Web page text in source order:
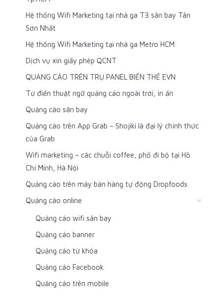
Hệ thống Wifi Marketing tại nhà ga T3 sân bay Tân
Sơn Nhất
Hệ thống Wifi Marketing tại nhà ga Metro HCM
Dịch vụ xin giấy phép QCNT
QUẢNG CÁO TRÊN TRỤ PANEL BIẾN THẾ EVN
Từ điển thuật ngữ quảng cáo ngoài trời, in ấn
Quảng cáo sân bay
Quảng cáo trên App Grab – Shojiki là đại lý chính thức
của Grab
Wifi marketing – các chuỗi coffee, phố đi bộ tại Hồ
Chí Minh, Hà Nội
Quảng cáo trên máy bán hàng tự động Dropfoods
Quảng cáo online
Quảng cáo wifi sân bay
Quảng cáo banner
Quảng cáo từ khóa
Quảng cáo Facebook
Quảng cáo trên mobile